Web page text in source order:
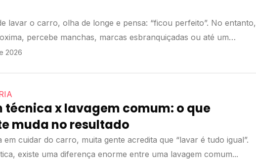
lavar o carro, olha de longe e pensa: “ficou perfeito”. No entanto,
percebe manchas, marcas esbranquiçadas ou até um
2026
técnica x lavagem comum: o que
muda no resultado
em cuidar do carro, muita gente acredita que “lavar é tudo igual”.
existe uma diferença enorme entre uma lavagem comum...